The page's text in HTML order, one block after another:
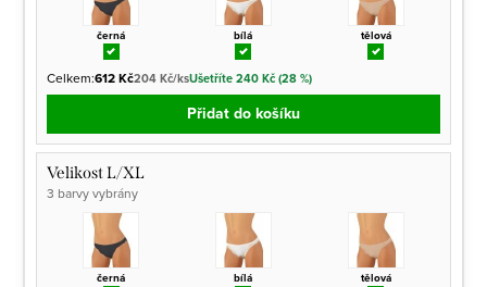
černá bílá tělová
Celkem:612 Kč204 Kč/ksUšetříte 240 Kč (28 %)
Přidat do košíku
Velikost L/XL
3 barvy vybrány
černá bílá tělová